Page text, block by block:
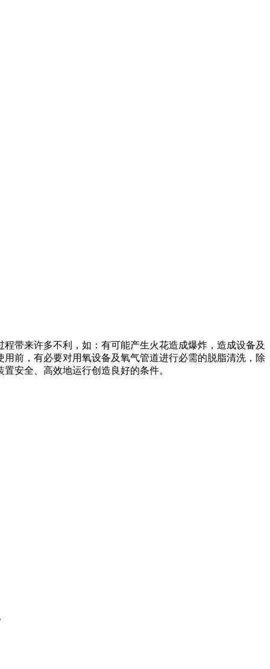
带来许多不利，如：有可能产生火花造成爆炸，造成设备及
前，有必要对用氧设备及氧气管道进行必需的脱脂清洗，除
安全、高效地运行创造良好的条件。